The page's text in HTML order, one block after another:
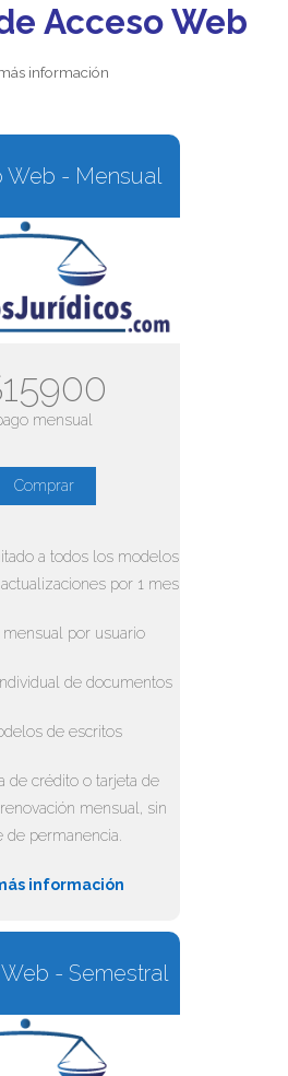
Acceso Web
información
Web - Mensual
mensual
Comprar
a todos los modelos
por 1 mes
por usuario
de documentos
de escritos
de crédito o tarjeta de
mensual, sin
de permanencia.
información
- Semestral